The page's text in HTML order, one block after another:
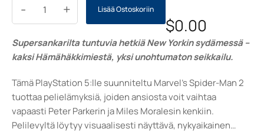
+
- Lisää Ostoskoriin
$0.00
Supersankarilta tuntuvia hetkiä New Yorkin sydämessä –
kaksi Hämähäkkimiestä, yksi unohtumaton seikkailu.
Tämä PlayStation 5:lle suunniteltu Marvel’s Spider-Man 2
tuottaa pelielämyksiä, joiden ansiosta voit vaihtaa
vapaasti Peter Parkerin ja Miles Moralesin kenkiin.
Pelilevyltä löytyy visuaalisesti näyttävä, nykyaikainen